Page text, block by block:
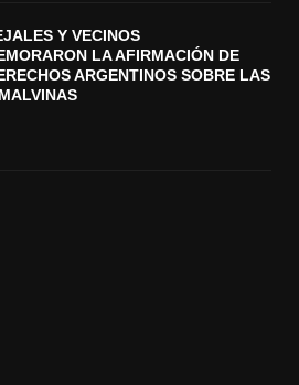
Y VECINOS
LA AFIRMACIÓN DE
ARGENTINOS SOBRE LAS